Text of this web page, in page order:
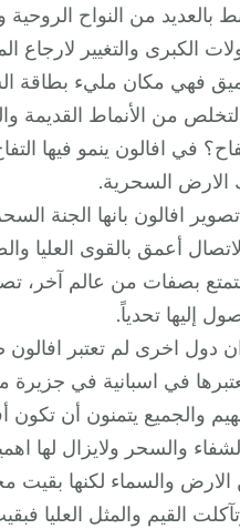
بالعديد من النواح
الكبرى والتغيير لارجاع
فهي مكان مليء بطاقة
من الأنماط القديمة
في افالون ينمو فيها
الارض السحرية.
تصوير افالون بانها الجنة
أعمق بالقوى العليا
بصفات من عالم آخر،
إليها تحدياً.
ان دول اخرى لم تعتبر
في اسبانية في
والجميع يتمنون أن
والسحر ولايزال لها
الارض والسماء لكنها بقيت
القيم والمثل العليا